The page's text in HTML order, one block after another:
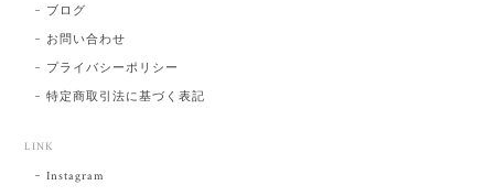
ブログ
お問い合わせ
プライバシーポリシー
特定商取引法に基づく表記
LINK
Instagram